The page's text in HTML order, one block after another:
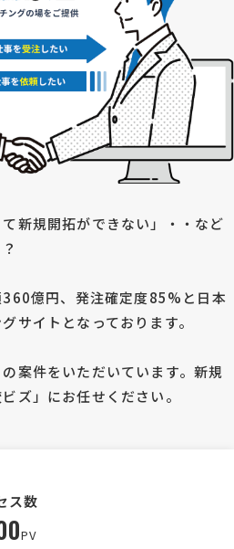
新規開拓ができない」・・など
億円、発注確定度85%と日本
サイトとなっております。
案件をいただいています。新規
ズ」にお任せください。
ス数
PV